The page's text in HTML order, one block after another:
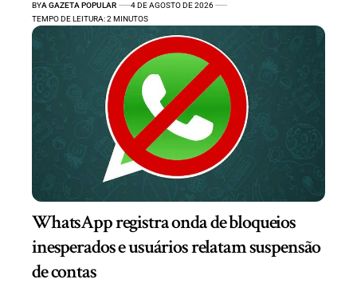
BYA GAZETA POPULAR
4 DE AGOSTO DE 2026
TEMPO DE LEITURA: 2 MINUTOS
WhatsApp registra onda de bloqueios
inesperados e usuários relatam suspensão
de contas